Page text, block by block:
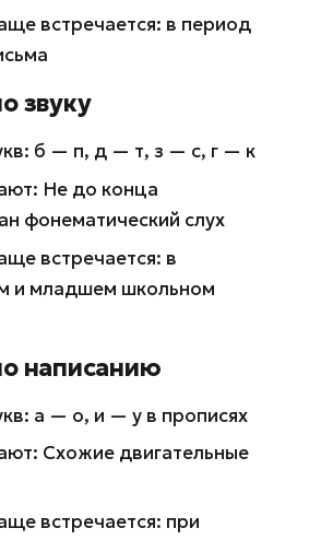
встречается: в период
звуку
б — п, д — т, з — с, г — к
Не до конца
фонематический слух
встречается: в
и младшем школьном
написанию
а — о, и — у в прописях
Схожие двигательные
встречается: при